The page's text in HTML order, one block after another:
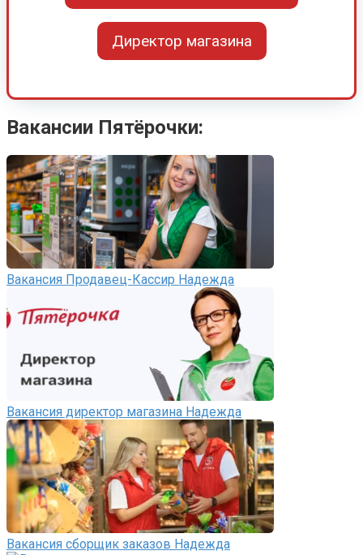
Директор магазина
Вакансии Пятёрочки:
Вакансия Продавец-Кассир Надежда
Вакансия директор магазина Надежда
Вакансия сборщик заказов Надежда